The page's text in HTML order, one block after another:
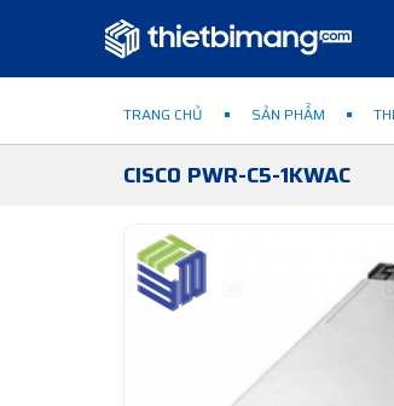
TRANG CHỦ SẢN PHẨM
CISCO PWR-C5-1KWAC